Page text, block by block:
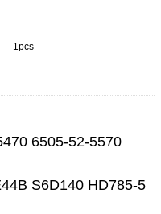
1pcs
6505-52-5570
S6D140 HD785-5